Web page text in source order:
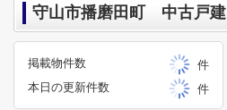
守山市播磨田町 中古戸建
掲載物件数
件
本日の更新件数
件